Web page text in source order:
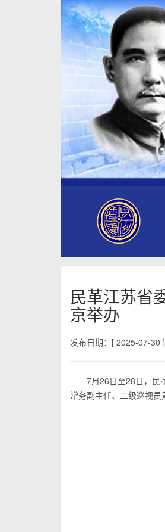
民革江苏省
京举办
发布日期：[ 2025-07-30 ]
7月26日至28日，民
常务副主任、二级巡视